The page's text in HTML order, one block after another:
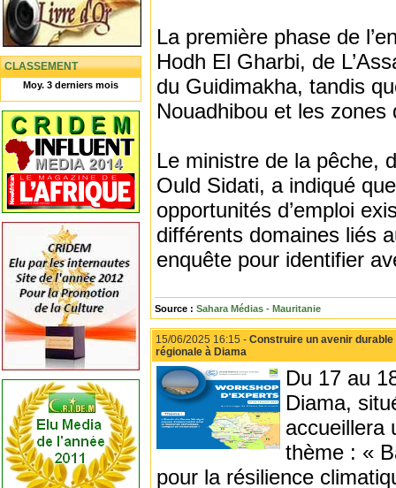
CLASSEMENT
Moy. 3 derniers mois
La première phase de
Hodh El Gharbi, de
du Guidimakha, tandis
Nouadhibou et les
Le ministre de la pêche,
Ould Sidati, a indiqué
opportunités d’emploi
différents domaines liés
enquête pour identifier
Source : Sahara Médias - Mauritanie
15/06/2025 16:15 - Construire un avenir
régionale à Diama
Du 17 au
Diama,
accueillera
thème : «
pour la résilience